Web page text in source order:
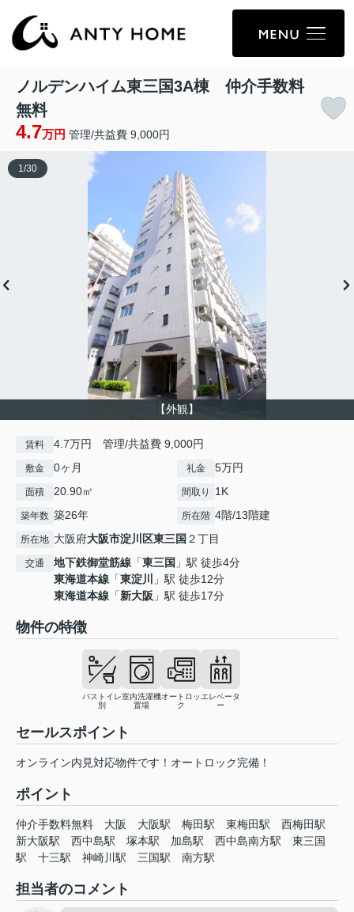
ノルデンハイム東三国3A棟 仲介手数料
無料
4.7万円 管理/共益費 9,000円
【外観】
1 /30
賃料 4.7万円 管理/共益費 9,000円
敷金 0ヶ月 礼金 5万円
面積 20.90㎡ 間取り 1K
築年数 築26年 所在階 4階/13階建
所在地 大阪府大阪市淀川区東三国 ２丁目
交通 地下鉄御堂筋線 「東三国 」駅 徒歩4分
東海道本線 「東淀川
」駅 徒歩12分
東海道本線 「新大阪 」駅 徒歩17分
物件の特徴
バストイレ
別
室内洗濯機
置場
オートロッ
ク
エレベータ
ー
セールスポイント
オンライン内見対応物件です！オートロック完備！
ポイント
仲介手数料無料 大阪 大阪駅 梅田駅 東梅田駅
西梅田駅
新大阪駅
西中島駅 塚本駅 加島駅 西中島南方駅
東三国
駅
十三駅 神崎川駅 三国駅 南方駅
担当者のコメント